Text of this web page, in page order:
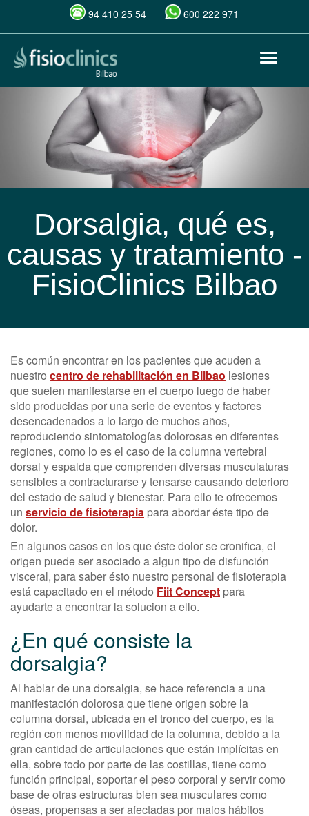
Pasar
contenido
94 410 25 54 600 222 971
Toggle
Dorsalgia, qué es,
causas y tratamiento -
FisioClinics Bilbao
Es común encontrar en los pacientes que acuden a
nuestro centro de rehabilitación en Bilbao lesiones
que suelen manifestarse en el cuerpo luego de haber
sido producidas por una serie de eventos y factores
desencadenados a lo largo de muchos años,
reproduciendo sintomatologías dolorosas en diferentes
regiones, como lo es el caso de la columna vertebral
dorsal y espalda que comprenden diversas musculaturas
sensibles a contracturarse y tensarse causando deterioro
del estado de salud y bienestar. Para ello te ofrecemos
un servicio de fisioterapia para abordar éste tipo de
dolor.
En algunos casos en los que éste dolor se cronifica, el
origen puede ser asociado a algun tipo de disfunción
visceral, para saber ésto nuestro personal de fisioterapia
está capacitado en el método Fiit Concept para
ayudarte a encontrar la solucion a ello.
¿En qué consiste la
dorsalgia?
Al hablar de una dorsalgia, se hace referencia a una
manifestación dolorosa que tiene origen sobre la
columna dorsal, ubicada en el tronco del cuerpo, es la
región con menos movilidad de la columna, debido a la
gran cantidad de articulaciones que están implícitas en
ella, sobre todo por parte de las costillas, tiene como
función principal, soportar el peso corporal y servir como
base de otras estructuras bien sea musculares como
óseas, propensas a ser afectadas por malos hábitos